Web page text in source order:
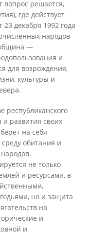
вопрос решается,
где действует
23 декабря 1992 года
народов
община —
и
для возрождения,
культуры и
республиканского
развития своих
на себя
обитания и
не только
и ресурсами, в
но и защита
на
и
и